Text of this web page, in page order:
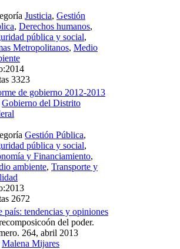
Justicia, Gestión
, Derechos humanos,
pública y social,
Metropolitanos, Medio
3323
de gobierno 2012-2013
Gobierno del Distrito
Gestión Pública,
pública y social,
y Financiamiento,
ambiente, Transporte y
2672
país: tendencias y opiniones
del poder.
264, abril 2013
Malena Mijares